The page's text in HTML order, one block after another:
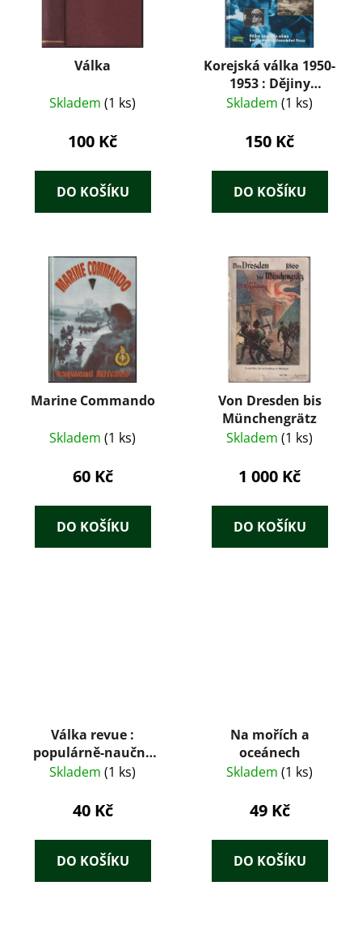
Válka
Skladem (1 ks)
100 Kč
DO KOŠÍKU
Korejská válka 1950-
1953 : Dějiny
konfliktu očima
Associated Press
Skladem (1 ks)
150 Kč
DO KOŠÍKU
Marine Commando
Skladem (1 ks)
60 Kč
DO KOŠÍKU
Von Dresden bis
Münchengrätz
Skladem (1 ks)
1 000 Kč
DO KOŠÍKU
Válka revue :
populárně-naučný
magazín zaměřený
2 /10
Skladem (1 ks)
40 Kč
DO KOŠÍKU
Na mořích a
oceánech
Skladem (1 ks)
49 Kč
DO KOŠÍKU